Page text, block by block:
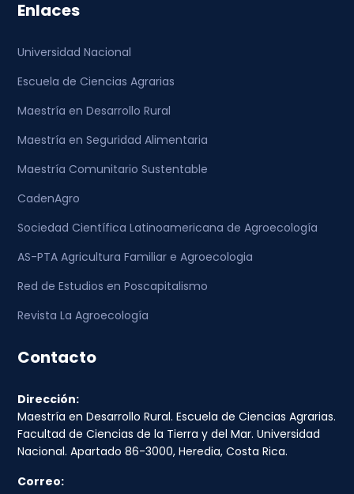
Enlaces
Universidad Nacional
Escuela de Ciencias Agrarias
Maestría en Desarrollo Rural
Maestría en Seguridad Alimentaria
Maestría Comunitario Sustentable
CadenAgro
Sociedad Científica Latinoamericana de Agroecología
AS-PTA Agricultura Familiar e Agroecologia
Red de Estudios en Poscapitalismo
Revista La Agroecología
Contacto
Dirección:
Maestría en Desarrollo Rural. Escuela de Ciencias Agrarias.
Facultad de Ciencias de la Tierra y del Mar. Universidad
Nacional. Apartado 86-3000, Heredia, Costa Rica.
Correo: